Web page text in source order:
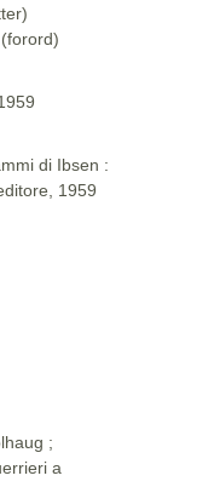
di Ibsen :
1959
;
a